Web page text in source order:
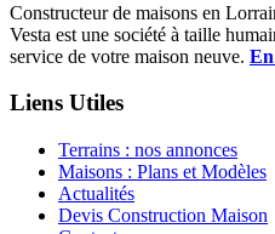
Constructeur de maisons en
Vesta est une société à taille
service de votre maison neuve.
Liens Utiles
Terrains : nos annonces
Maisons : Plans et Modèles
Actualités
Devis Construction Maison